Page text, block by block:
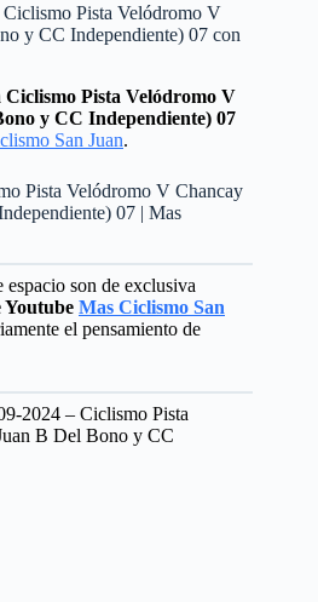
Pista Velódromo V
y CC Independiente) 07 con
Ciclismo Pista Velódromo V
y CC Independiente) 07
San Juan.
Pista Velódromo V Chancay
07 | Mas
espacio son de exclusiva
Youtube Mas Ciclismo San
el pensamiento de
2024 – Ciclismo Pista
B Del Bono y CC